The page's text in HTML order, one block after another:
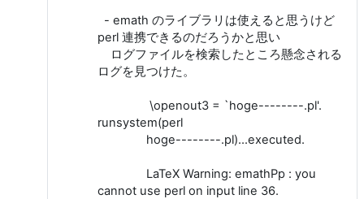
- emath のライブラリは使えると思うけど
perl 連携できるのだろうかと思い
ログファイルを検索したところ懸念される
ログを見つけた。
\openout3 = `hoge--------.pl'.
runsystem(perl
hoge--------.pl)...executed.
LaTeX Warning: emathPp : you
cannot use perl on input line 36.